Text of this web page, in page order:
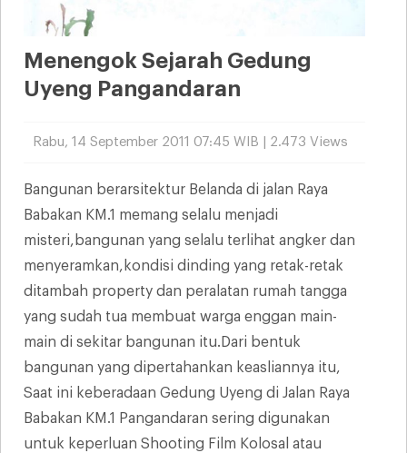
Menengok Sejarah Gedung
Uyeng Pangandaran
Rabu, 14 September 2011 07:45 WIB | 2.473 Views
Bangunan berarsitektur Belanda di jalan Raya
Babakan KM.1 memang selalu menjadi
misteri,bangunan yang selalu terlihat angker dan
menyeramkan,kondisi dinding yang retak-retak
ditambah property dan peralatan rumah tangga
yang sudah tua membuat warga enggan main-
main di sekitar bangunan itu.Dari bentuk
bangunan yang dipertahankan keasliannya itu,
Saat ini keberadaan Gedung Uyeng di Jalan Raya
Babakan KM.1 Pangandaran sering digunakan
untuk keperluan Shooting Film Kolosal atau